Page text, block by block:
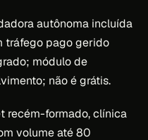
autônoma incluída
tráfego pago gerido
módulo de
não é grátis.
recém-formado, clínica
volume até 80